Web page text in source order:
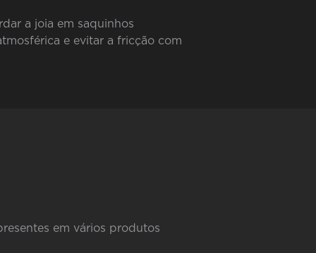
a joia em saquinhos
e evitar a fricção com
em vários produtos